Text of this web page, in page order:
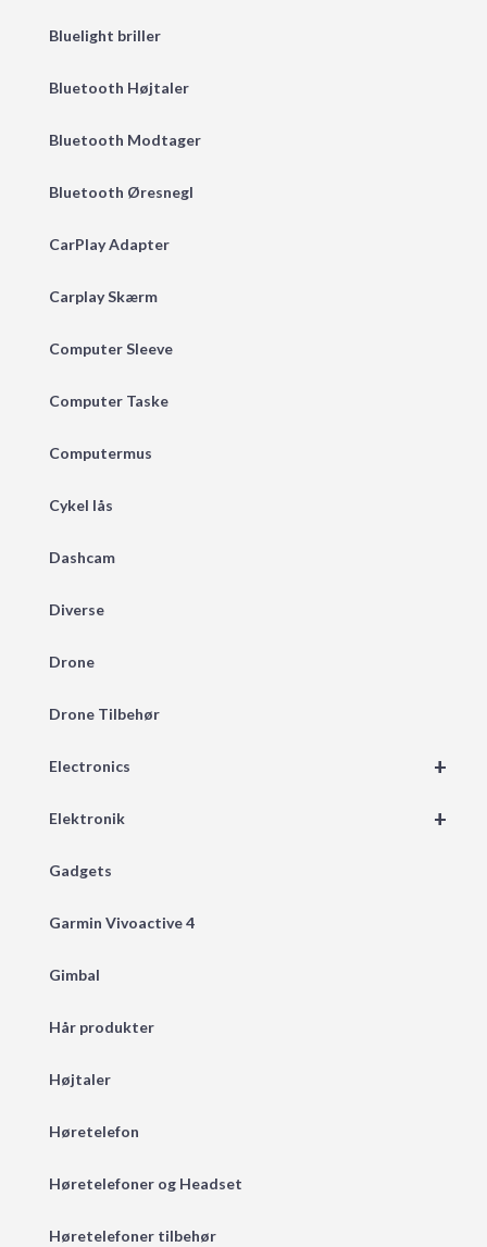
Bluelight briller
Bluetooth Højtaler
Bluetooth Modtager
Bluetooth Øresnegl
CarPlay Adapter
Carplay Skærm
Computer Sleeve
Computer Taske
Computermus
Cykel lås
Dashcam
Diverse
Drone
Drone Tilbehør
+
Electronics
+
Elektronik
Gadgets
Garmin Vivoactive 4
Gimbal
Hår produkter
Højtaler
Høretelefon
Høretelefoner og Headset
Høretelefoner tilbehør